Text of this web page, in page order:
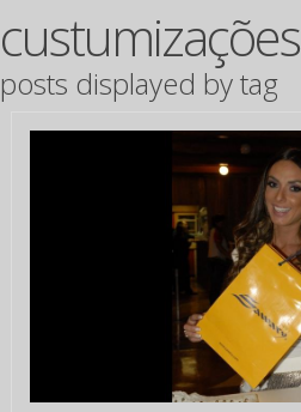
custumizações
posts displayed by tag